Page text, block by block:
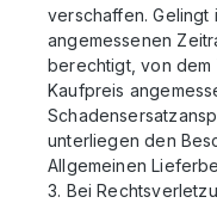
verschaffen. Gelingt
angemessenen
berechtigt, von
Kaufpreis
unterliegen den
Allgemeinen
3. Bei